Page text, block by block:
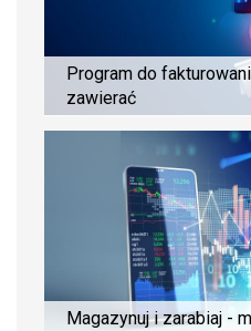
Program do
zawierać
Magazynuj i zarabiaj -